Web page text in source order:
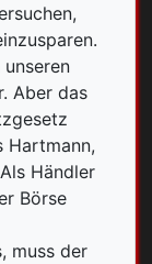
Aber das
Hartmann,
Händler
Börse
muss der